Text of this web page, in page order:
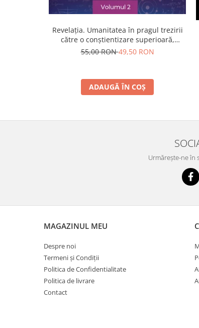
Revelația. Umanitatea în pragul trezirii
către o conştientizare superioară,
volumul 2
55,00 RON49,50 RON
ADAUGĂ ÎN COȘ
Urmărește-ne în
MAGAZINUL MEU
Despre noi
Termeni și Condiții
Politica de Confidentialitate
Politica de livrare
Contact